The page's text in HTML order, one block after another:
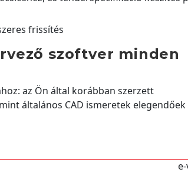
frissítés
szoftver minden
az Ön által korábban szerzett
általános CAD ismeretek elegendőek